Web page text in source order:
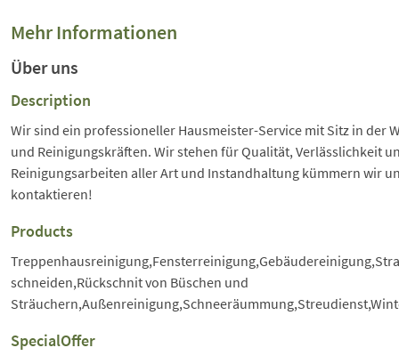
Mehr Informationen
Über uns
Description
Wir sind ein professioneller Hausmeister-Service mit Sitz in der
und Reinigungskräften. Wir stehen für Qualität, Verlässlichkeit
Reinigungsarbeiten aller Art und Instandhaltung kümmern wir
kontaktieren!
Products
schneiden,Rückschnit von Büschen und
SpecialOffer